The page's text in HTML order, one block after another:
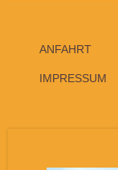
ANFAHRT
IMPRESSUM